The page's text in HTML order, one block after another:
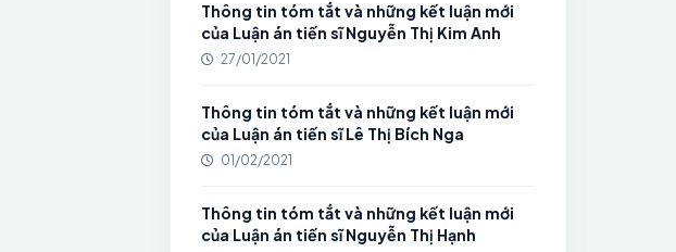
Thông tin tóm tắt và những kết luận mới
của Luận án tiến sĩ Nguyễn Thị Kim Anh
27/01/2021
Thông tin tóm tắt và những kết luận mới
của Luận án tiến sĩ Lê Thị Bích Nga
01/02/2021
Thông tin tóm tắt và những kết luận mới
của Luận án tiến sĩ Nguyễn Thị Hạnh